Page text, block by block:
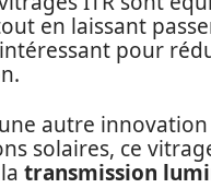
en laissant
pour
autre
solaires, ce
transmission